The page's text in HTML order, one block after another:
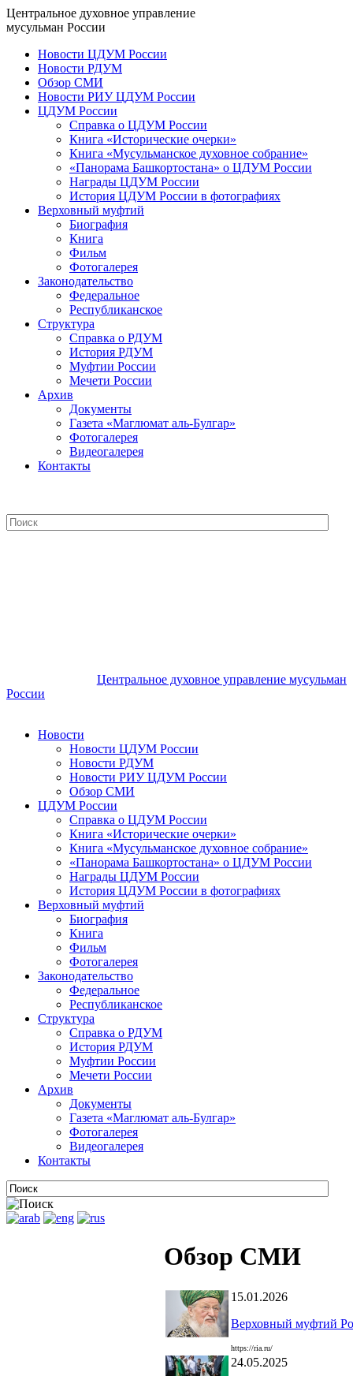
Центральное духовное управление
мусульман России
Новости ЦДУМ России
Новости РДУМ
Обзор СМИ
Новости РИУ ЦДУМ России
ЦДУМ России
Справка о ЦДУМ России
Книга «Исторические очерки»
Книга «Мусульманское духовное собрание»
«Панорама Башкортостана» о ЦДУМ России
Награды ЦДУМ России
История ЦДУМ России в фотографиях
Верховный муфтий
Биография
Книга
Фильм
Фотогалерея
Законодательство
Федеральное
Республиканское
Структура
Справка о РДУМ
История РДУМ
Муфтии России
Мечети России
Архив
Документы
Газета «Маглюмат аль-Булгар»
Фотогалерея
Видеогалерея
Контакты
Центральное духовное управление мусульман
России
Новости
Новости ЦДУМ России
Новости РДУМ
Новости РИУ ЦДУМ России
Обзор СМИ
ЦДУМ России
Справка о ЦДУМ России
Книга «Исторические очерки»
Книга «Мусульманское духовное собрание»
«Панорама Башкортостана» о ЦДУМ России
Награды ЦДУМ России
История ЦДУМ России в фотографиях
Верховный муфтий
Биография
Книга
Фильм
Фотогалерея
Законодательство
Федеральное
Республиканское
Структура
Справка о РДУМ
История РДУМ
Муфтии России
Мечети России
Архив
Документы
Газета «Маглюмат аль-Булгар»
Фотогалерея
Видеогалерея
Контакты
Обзор СМИ
15.01.2026
Верховный муфтий
https://ria.ru/
24.05.2025